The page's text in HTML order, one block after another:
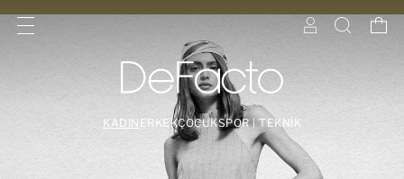
KADIN ERKEKÇOCUKSPOR | TEKNİK